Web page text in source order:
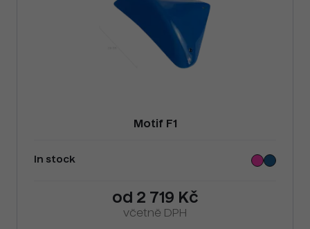
Motif F1
In stock
od 2 719 Kč
včetně DPH